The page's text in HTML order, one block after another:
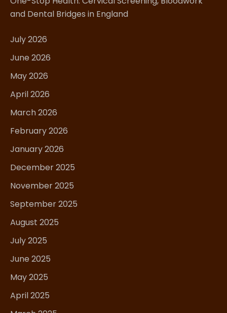
and Dental Bridges in England
July 2026
June 2026
May 2026
April 2026
March 2026
February 2026
January 2026
December 2025
November 2025
September 2025
August 2025
July 2025
June 2025
May 2025
April 2025